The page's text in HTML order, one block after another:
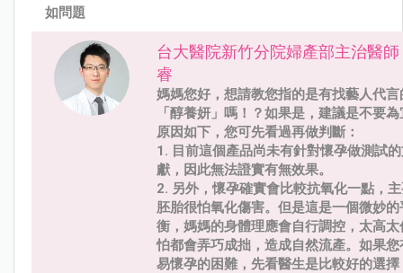
如問題
台大醫院新竹分院婦產部主治醫師
睿
媽媽您好，想請教您指的是有找藝人代言
「醇養妍」嗎！？如果是，建議是不要
原因如下，您可先看過再做判斷：
1. 目前這個產品尚未有針對懷孕做測試
獻，因此無法證實有無效果。
2. 另外，懷孕確實會比較抗氧化一點，
胚胎很怕氧化傷害。但是這是一個微妙的
衡，媽媽的身體理應會自行調控，太高太
怕都會弄巧成拙，造成自然流產。如果您
易懷孕的困難，先看醫生是比較好的選擇